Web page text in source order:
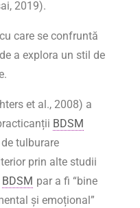
2019).
care se confruntă
a explora un stil de
et al., 2008) a
BDSM
tulburare
prin alte studii
BDSM par a fi “bine
și emoțional”